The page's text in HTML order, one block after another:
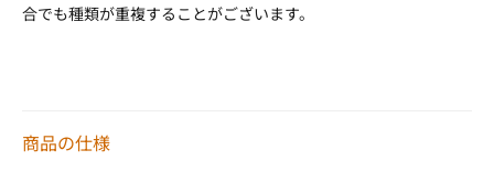
合でも種類が重複することがございます。
商品の仕様